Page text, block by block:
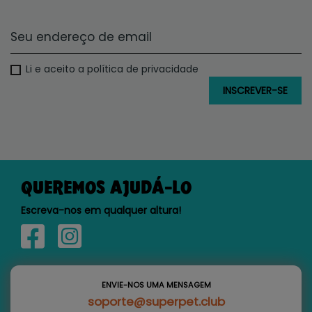
Li e aceito a política de privacidade
QUEREMOS AJUDÁ-LO
Escreva-nos em qualquer altura!
ENVIE-NOS UMA MENSAGEM
soporte@superpet.club